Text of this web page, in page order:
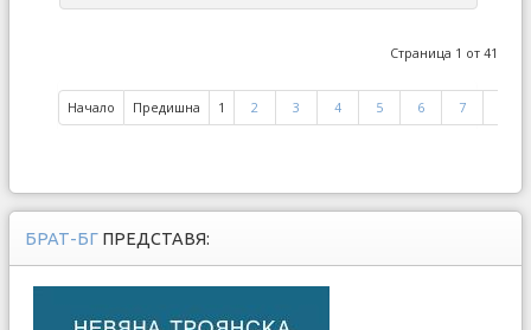
Страница 1 от 41
Начало Предишна 1 2 3 4 5 6 7
БРАТ-БГ ПРЕДСТАВЯ: